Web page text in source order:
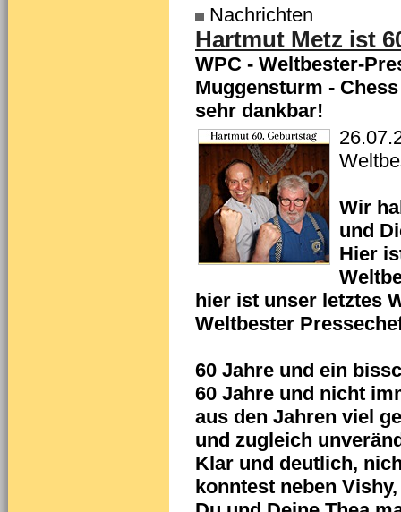
Nachrichten
Hartmut Metz ist
WPC - Weltbester-
Muggensturm -
sehr dankbar!
Wir
und
Hier
hier ist unser letztes
Weltbester
60 Jahre und ein
60 Jahre und nicht
aus den Jahren viel
und zugleich
Klar und deutlich,
konntest neben